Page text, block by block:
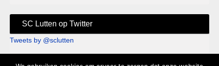
SC Lutten op Twitter
Tweets by @sclutten